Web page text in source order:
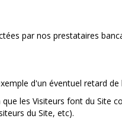
par nos prestataires
d'un éventuel retard de
les Visiteurs font du Site
du Site, etc).